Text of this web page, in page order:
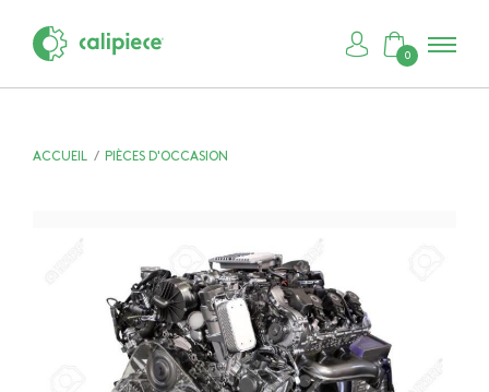
0
ACCUEIL PIÈCES D'OCCASION